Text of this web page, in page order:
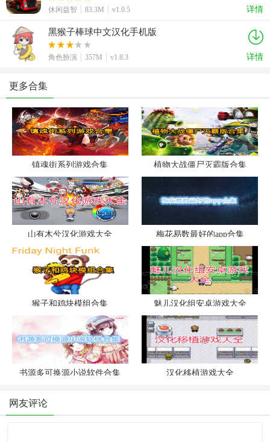
休闲益智 83.3M v1.0.5 详情
黑猴子棒球中文汉化手机版
角色扮演 357M v1.8.3 详情
更多合集
镇魂街系列游戏合集 植物大战僵尸灭霸版合集
山有木兮汉化游戏大全 梅花易数最好的app合集
猴子和鸡块模组合集 魅儿汉化组安卓游戏大全
书源多可换源小说软件合集 汉化移植游戏大全
网友评论